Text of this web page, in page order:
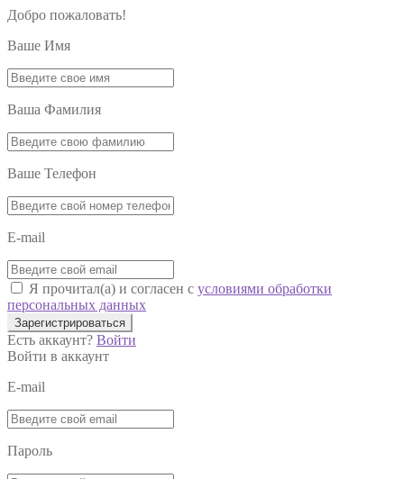
Добро пожаловать!
Ваше Имя
Ваша Фамилия
Ваше Телефон
E-mail
Я прочитал(а) и согласен с условиями обработки
персональных данных
Зарегистрироваться
Есть аккаунт? Войти
Войти в аккаунт
E-mail
Пароль